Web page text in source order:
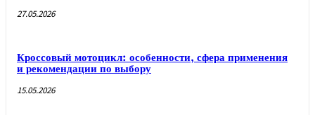
27.05.2026
Кроссовый мотоцикл: особенности, сфера применения
и рекомендации по выбору
15.05.2026